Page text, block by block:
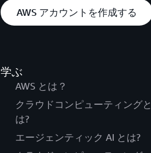
AWS アカウントを作成する
学ぶ
AWS とは？
クラウドコンピューティングと
は?
エージェンティック AI とは?